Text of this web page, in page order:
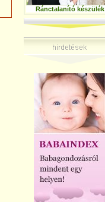
Ránctalanító készülék